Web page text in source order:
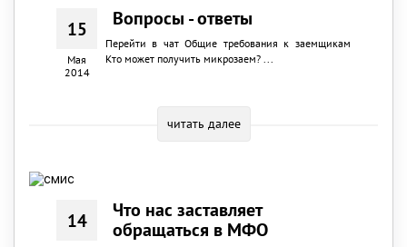
15
Мая
2014
Вопросы - ответы
Перейти в чат Общие требования к заемщикам
Кто может получить микрозаем? ...
читать далее
14
Что нас заставляет
обращаться в МФО